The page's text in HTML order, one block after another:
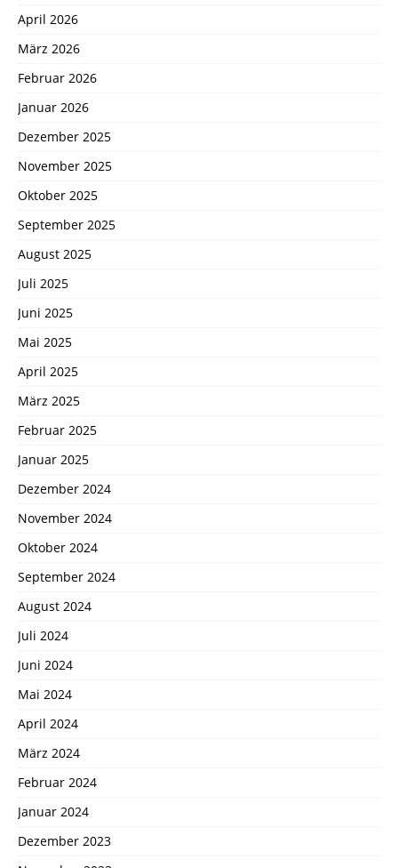
April 2026
März 2026
Februar 2026
Januar 2026
Dezember 2025
November 2025
Oktober 2025
September 2025
August 2025
Juli 2025
Juni 2025
Mai 2025
April 2025
März 2025
Februar 2025
Januar 2025
Dezember 2024
November 2024
Oktober 2024
September 2024
August 2024
Juli 2024
Juni 2024
Mai 2024
April 2024
März 2024
Februar 2024
Januar 2024
Dezember 2023